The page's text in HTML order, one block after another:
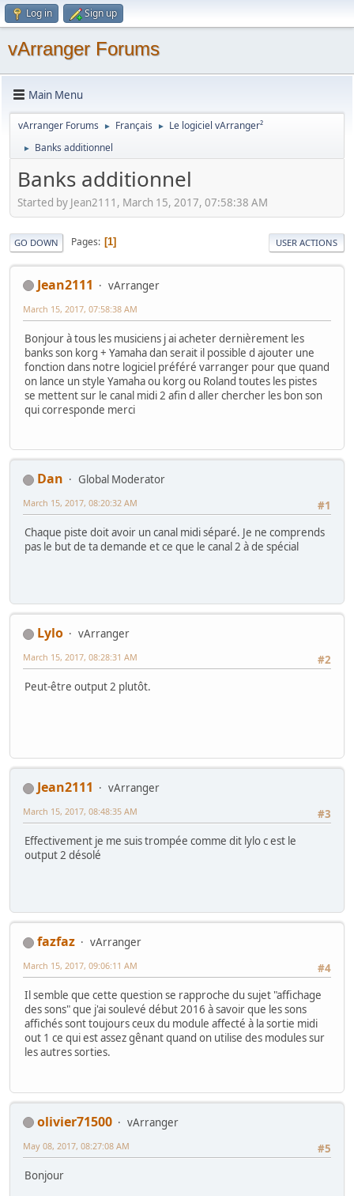
Log in Sign up
vArranger Forums
Main Menu
vArranger Forums ► Français ► Le logiciel vArranger²
► Banks additionnel
Banks additionnel
Started by Jean2111, March 15, 2017, 07:58:38 AM
GO DOWN Pages 1 USER ACTIONS
Jean2111 vArranger
March 15, 2017, 07:58:38 AM
Bonjour à tous les musiciens j ai acheter dernièrement les
banks son korg + Yamaha dan serait il possible d ajouter une
fonction dans notre logiciel préféré varranger pour que quand
on lance un style Yamaha ou korg ou Roland toutes les pistes
se mettent sur le canal midi 2 afin d aller chercher les bon son
qui corresponde merci
Dan
Global Moderator
#1
March 15, 2017, 08:20:32 AM
Chaque piste doit avoir un canal midi séparé. Je ne comprends
pas le but de ta demande et ce que le canal 2 à de spécial
Lylo
vArranger
#2
March 15, 2017, 08:28:31 AM
Peut-être output 2 plutôt.
Jean2111
vArranger
#3
March 15, 2017, 08:48:35 AM
Effectivement je me suis trompée comme dit lylo c est le
output 2 désolé
fazfaz
vArranger
#4
March 15, 2017, 09:06:11 AM
Il semble que cette question se rapproche du sujet "affichage
des sons" que j'ai soulevé début 2016 à savoir que les sons
affichés sont toujours ceux du module affecté à la sortie midi
out 1 ce qui est assez gênant quand on utilise des modules sur
les autres sorties.
olivier71500
vArranger
#5
May 08, 2017, 08:27:08 AM
Bonjour